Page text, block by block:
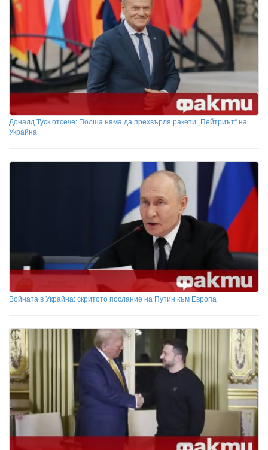
Доналд Туск отсече: Полша няма да прехвърля ракети „Пейтриът“ на
Украйна
Войната в Украйна: скритото послание на Путин към Европа